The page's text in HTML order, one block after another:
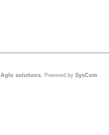
Aglo solutions, Powered by SysCom